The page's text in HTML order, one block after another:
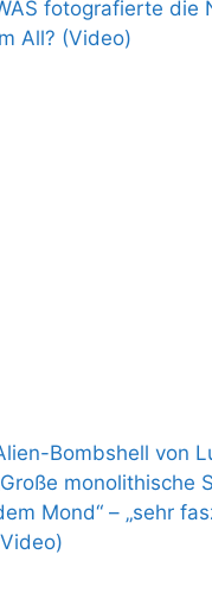
fotografierte die
All? (Video)
Bombshell von
monolithische
Mond“ – „sehr